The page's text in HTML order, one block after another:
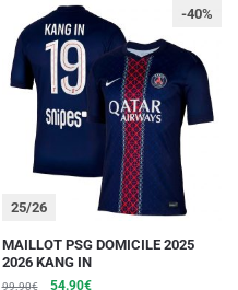
options
peuvent
être
choisies
page
du
25/26
-40%
MAILLOT PSG DOMICILE 2025
2026 KANG IN
99.90€
Le
54.90€Le
Ce
produit